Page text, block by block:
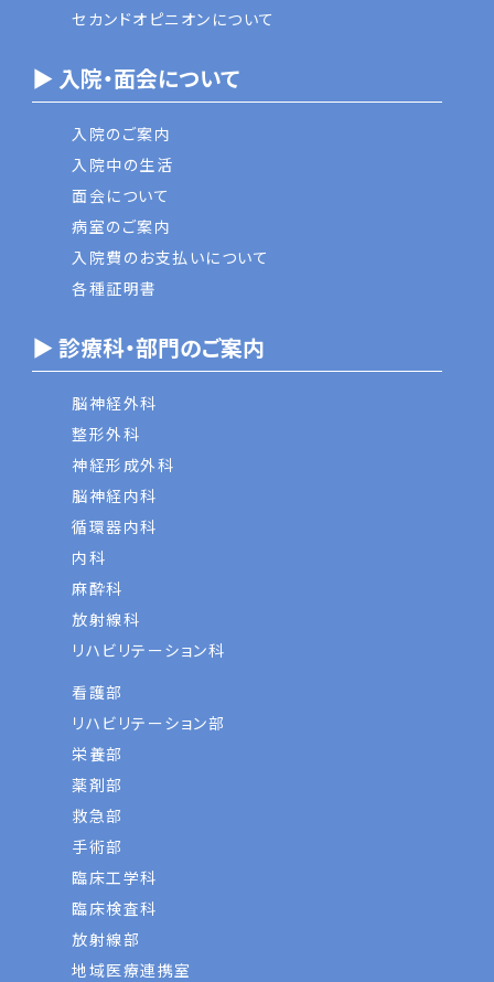
セカンドオピニオンについて
▶ 入院・面会について
入院のご案内
入院中の生活
面会について
病室のご案内
入院費のお支払いについて
各種証明書
▶ 診療科・部門のご案内
脳神経外科
整形外科
神経形成外科
脳神経内科
循環器内科
内科
麻酔科
放射線科
リハビリテーション科
看護部
リハビリテーション部
栄養部
薬剤部
救急部
手術部
臨床工学科
臨床検査科
放射線部
地域医療連携室